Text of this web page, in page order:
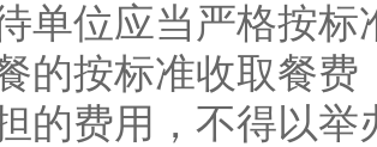
位应当严格按标
的按标准收取餐
的费用，不得以